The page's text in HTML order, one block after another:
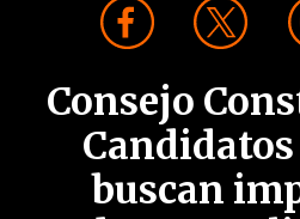
Consejo
buscan